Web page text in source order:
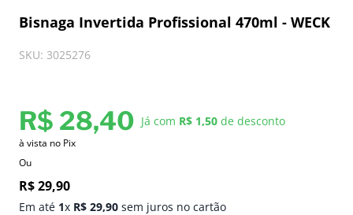
Bisnaga Invertida Profissional 470ml - WECK
SKU: 3025276
R$ 28,40 Já com R$ 1,50 de desconto
à vista no Pix
Ou
R$29,90
Em até 1x R$ 29,90 sem juros no cartão